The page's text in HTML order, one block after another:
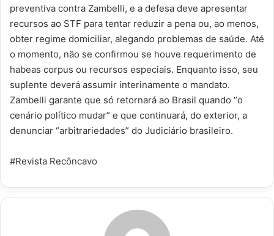
preventiva contra Zambelli, e a defesa deve apresentar
recursos ao STF para tentar reduzir a pena ou, ao menos,
obter regime domiciliar, alegando problemas de saúde. Até
o momento, não se confirmou se houve requerimento de
habeas corpus ou recursos especiais. Enquanto isso, seu
suplente deverá assumir interinamente o mandato.
Zambelli garante que só retornará ao Brasil quando “o
cenário político mudar” e que continuará, do exterior, a
denunciar “arbitrariedades” do Judiciário brasileiro.
#Revista Recôncavo